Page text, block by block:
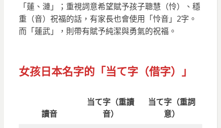
「蓮、漣」；重視詞意希望賦予孩子聰慧（怜）、穩
重（音）祝福的話，有家長也會使用「怜音」2字。
而「蓮武」，則帶有賦予純潔與勇氣的祝福。
女孩日本名字的「当て字（借字）」
讀音
当て字（重讀
音）
当て字（重詞
意）